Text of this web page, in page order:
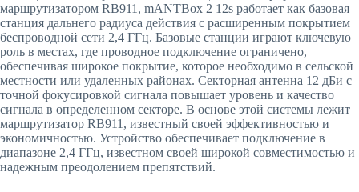
маршрутизатором RB911, mANTBox 2 12s работает как базовая
станция дальнего радиуса действия с расширенным покрытием
беспроводной сети 2,4 ГГц. Базовые станции играют ключевую
роль в местах, где проводное подключение ограничено,
обеспечивая широкое покрытие, которое необходимо в сельской
местности или удаленных районах. Секторная антенна 12 дБи с
точной фокусировкой сигнала повышает уровень и качество
сигнала в определенном секторе. В основе этой системы лежит
маршрутизатор RB911, известный своей эффективностью и
экономичностью. Устройство обеспечивает подключение в
диапазоне 2,4 ГГц, известном своей широкой совместимостью и
надежным преодолением препятствий.